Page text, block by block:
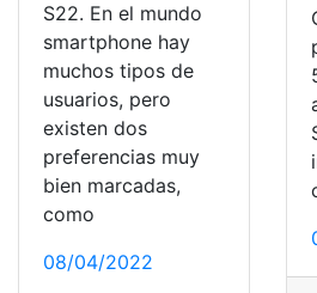
S22. En el mundo
smartphone hay
muchos tipos de
usuarios, pero
existen dos
preferencias muy
bien marcadas,
como
08/04/2022